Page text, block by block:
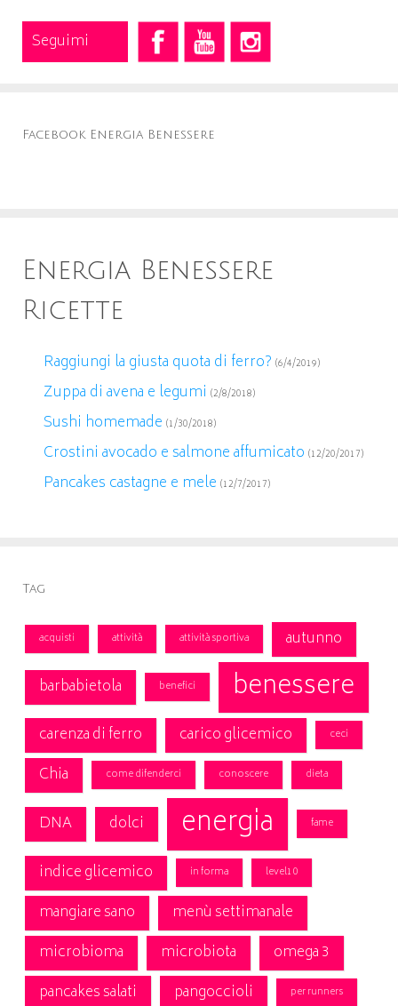
Seguimi
Facebook Energia Benessere
Energia Benessere
Ricette
Raggiungi la giusta quota di ferro? (6/4/2019)
Zuppa di avena e legumi (2/8/2018)
Sushi homemade (1/30/2018)
Crostini avocado e salmone affumicato (12/20/2017)
Pancakes castagne e mele (12/7/2017)
Tag
acquisti attività attività sportiva
autunno
barbabietola
benefici benessere
carenza di ferro carico glicemico ceci
Chia come difenderci conoscere dieta
DNA dolci energia fame
indice glicemico in forma level10
mangiare sano
menù settimanale
microbioma
microbiota
omega 3
pancakes salati
pangoccioli per runners